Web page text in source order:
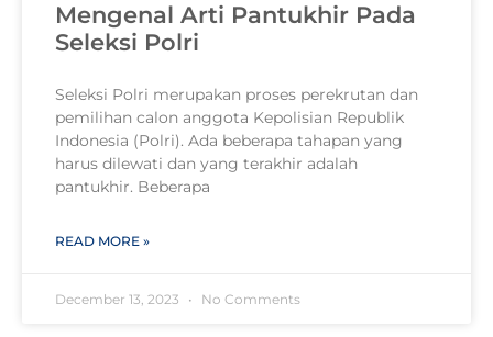
Mengenal Arti Pantukhir Pada
Seleksi Polri
Seleksi Polri merupakan proses perekrutan dan
pemilihan calon anggota Kepolisian Republik
Indonesia (Polri). Ada beberapa tahapan yang
harus dilewati dan yang terakhir adalah
pantukhir. Beberapa
READ MORE »
December 13, 2023 No Comments